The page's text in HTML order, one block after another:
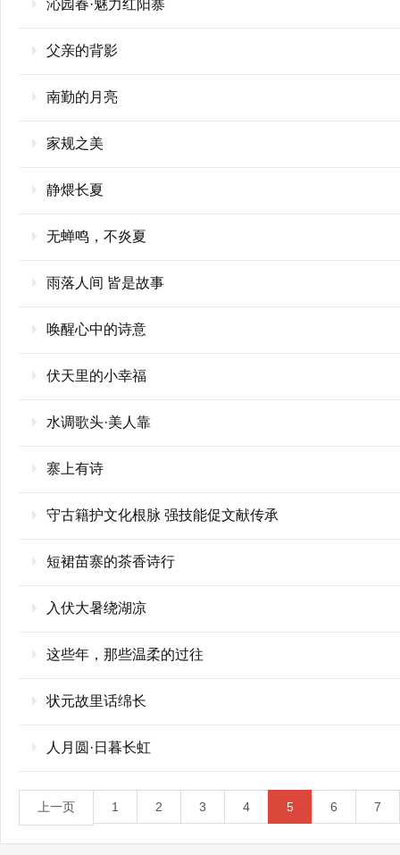
沁园春·魅力红阳寨
父亲的背影
南勤的月亮
家规之美
静煨长夏
无蝉鸣，不炎夏
雨落人间 皆是故事
唤醒心中的诗意
伏天里的小幸福
水调歌头·美人靠
寨上有诗
守古籍护文化根脉 强技能促文献传承
短裙苗寨的茶香诗行
入伏大暑绕湖凉
这些年，那些温柔的过往
状元故里话绵长
人月圆·日暮长虹
上一页 1 2 3 4 5 6 7